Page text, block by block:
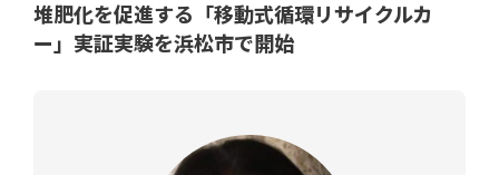
堆肥化を促進する「移動式循環リサイクルカ
ー」実証実験を浜松市で開始